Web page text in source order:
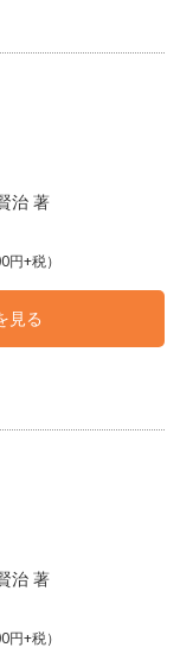
治 著
+税）
見る
治 著
+税）